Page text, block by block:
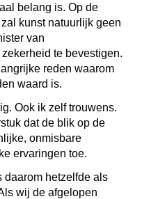
belang is. Op de
kunst natuurlijk geen
van
te bevestigen.
reden waarom
waard is.
Ook ik zelf trouwens.
dat de blik op de
onmisbare
ervaringen toe.
daarom hetzelfde als
wij de afgelopen